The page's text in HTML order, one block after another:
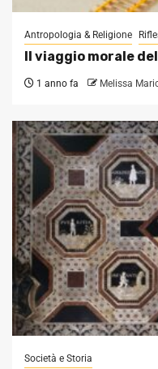
Antropologia & Religione
Il viaggio morale
1 anno fa Melissa
Società e Storia